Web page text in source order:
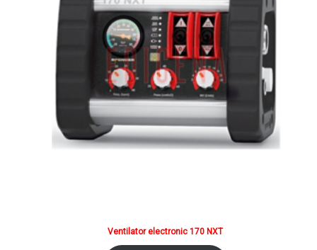
Ventilator electronic 170 NXT